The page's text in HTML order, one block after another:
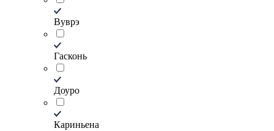
Вуврэ
Гасконь
Доуро
Кариньена